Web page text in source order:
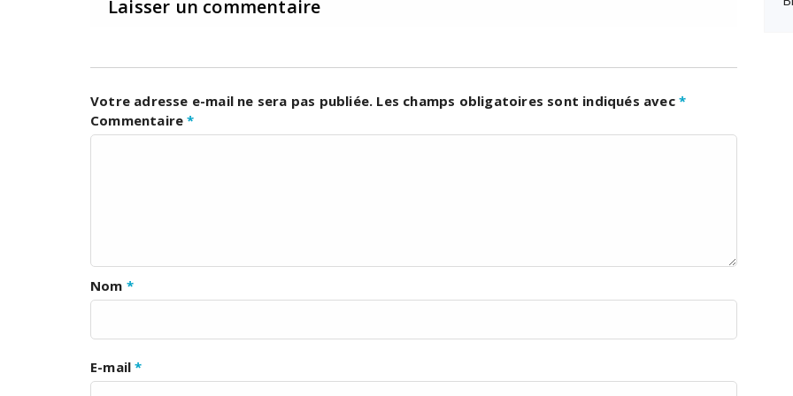
Laisser un commentaire
Votre adresse e-mail ne sera pas publiée. Les champs obligatoires sont indiqués avec*
Commentaire*
Nom *
E-mail*